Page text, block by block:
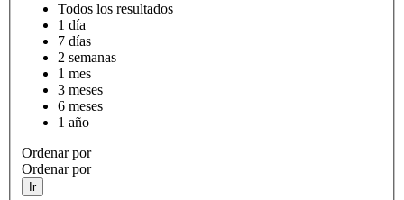
Todos los resultados
1 día
7 días
2 semanas
1 mes
3 meses
6 meses
1 año
Ordenar por
Ordenar por
Ir